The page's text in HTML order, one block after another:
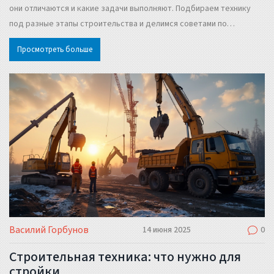
они отличаются и какие задачи выполняют. Подбираем технику
под разные этапы строительства и делимся советами по
использованию.
Просмотреть больше
Василий Горбунов 14 июня 2025 0
Строительная техника: что нужно для